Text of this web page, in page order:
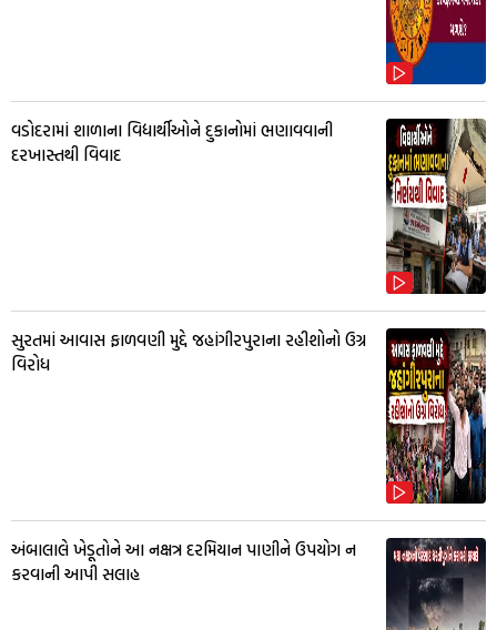
વડોદરામાં શાળાના વિદ્યાર્થીઓને દુકાનોમાં ભણાવવાની
દરખાસ્તથી વિવાદ
સુરતમાં આવાસ ફાળવણી મુદ્દે જહાંગીરપુરાના રહીશોનો ઉગ્ર
વિરોધ
અંબાલાલે ખેડૂતોને આ નક્ષત્ર દરમિયાન પાણીને ઉપયોગ ન
કરવાની આપી સલાહ